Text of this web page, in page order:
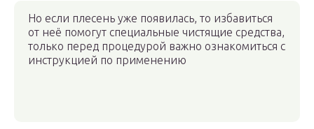
Но если плесень уже появилась, то избавиться
от неё помогут специальные чистящие средства,
только перед процедурой важно ознакомиться с
инструкцией по применению